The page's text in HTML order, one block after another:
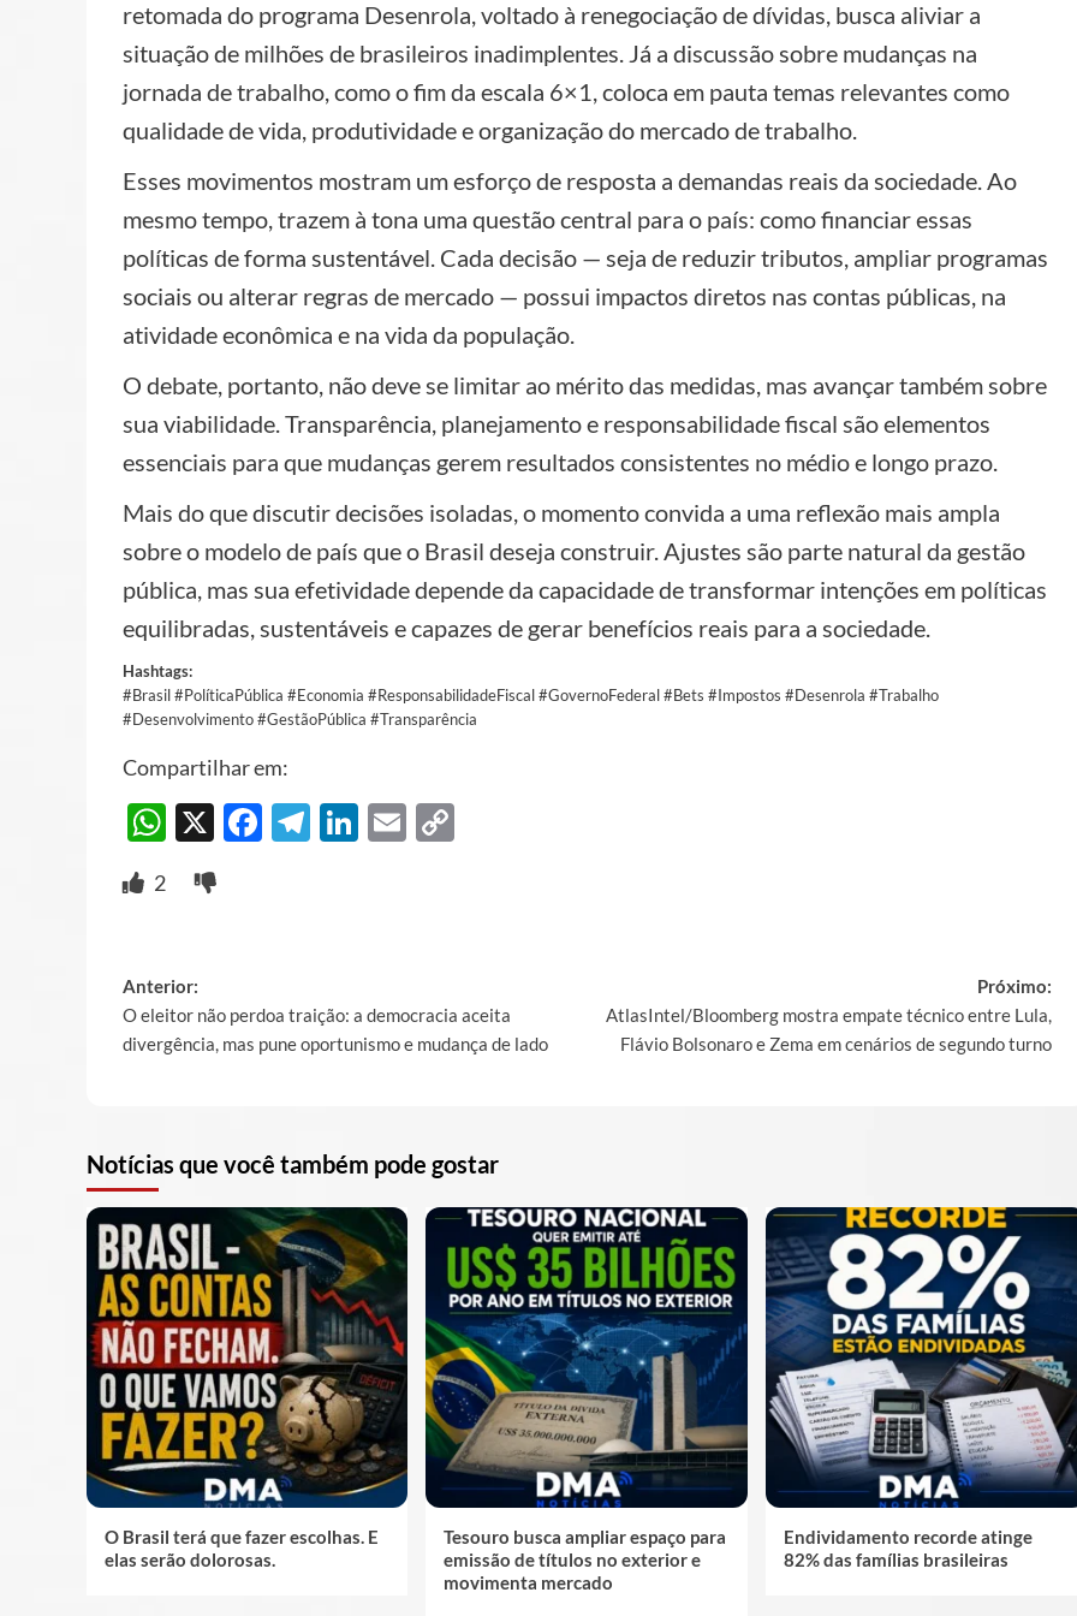
retomada do programa Desenrola, voltado à renegociação de dívidas, busca aliviar a
situação de milhões de brasileiros inadimplentes. Já a discussão sobre mudanças na
jornada de trabalho, como o fim da escala 6×1, coloca em pauta temas relevantes como
qualidade de vida, produtividade e organização do mercado de trabalho.
Esses movimentos mostram um esforço de resposta a demandas reais da sociedade. Ao
mesmo tempo, trazem à tona uma questão central para o país: como financiar essas
políticas de forma sustentável. Cada decisão — seja de reduzir tributos, ampliar programas
sociais ou alterar regras de mercado — possui impactos diretos nas contas públicas, na
atividade econômica e na vida da população.
O debate, portanto, não deve se limitar ao mérito das medidas, mas avançar também sobre
sua viabilidade. Transparência, planejamento e responsabilidade fiscal são elementos
essenciais para que mudanças gerem resultados consistentes no médio e longo prazo.
Mais do que discutir decisões isoladas, o momento convida a uma reflexão mais ampla
sobre o modelo de país que o Brasil deseja construir. Ajustes são parte natural da gestão
pública, mas sua efetividade depende da capacidade de transformar intenções em políticas
equilibradas, sustentáveis e capazes de gerar benefícios reais para a sociedade.
Hashtags:
#Brasil #PolíticaPública #Economia #ResponsabilidadeFiscal #GovernoFederal #Bets #Impostos #Desenrola #Trabalho
#Desenvolvimento #GestãoPública #Transparência
Compartilhar em:
WhatsApp
X Facebook
Telegram
LinkedIn
Email
2
Post
navigation
Anterior:
O eleitor não perdoa traição: a democracia aceita
divergência, mas pune oportunismo e mudança de lado
Próximo:
AtlasIntel/Bloomberg mostra empate técnico entre Lula,
Flávio Bolsonaro e Zema em cenários de segundo turno
Notícias que você também pode gostar
O Brasil terá que fazer escolhas. E
elas serão dolorosas.
Tesouro busca ampliar espaço para
emissão de títulos no exterior e
movimenta mercado
Endividamento recorde atinge
82% das famílias brasileiras